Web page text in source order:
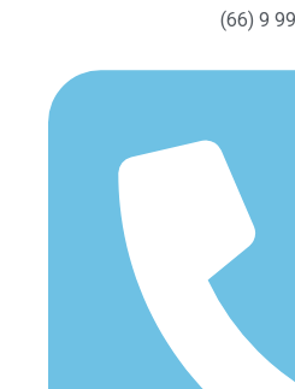
(66) 9